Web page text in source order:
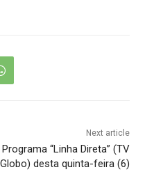
Next article
Programa “Linha Direta” (TV
Globo) desta quinta-feira (6)